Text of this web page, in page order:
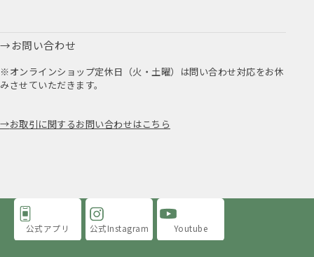
お問い合わせ
※オンラインショップ定休日（火・土曜）は問い合わせ対応をお休
みさせていただきます。
お取引に関するお問い合わせはこちら
公式アプリ 公式Instagram Youtube